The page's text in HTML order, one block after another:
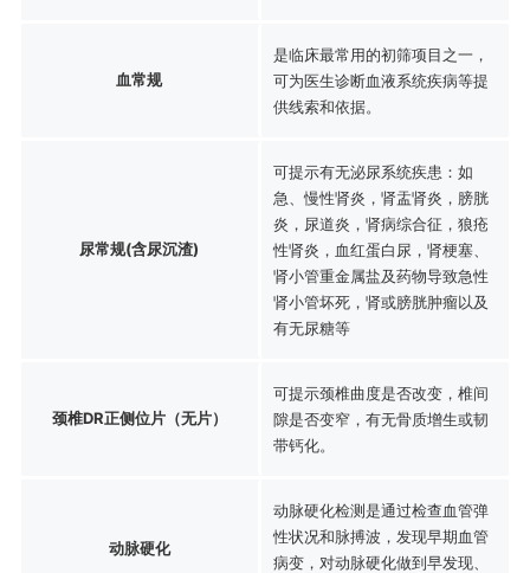
血常规
是临床最常用的初筛项目之一，
可为医生诊断血液系统疾病等提
供线索和依据。
尿常规(含尿沉渣)
可提示有无泌尿系统疾患：如
急、慢性肾炎，肾盂肾炎，膀胱
炎，尿道炎，肾病综合征，狼疮
性肾炎，血红蛋白尿，肾梗塞、
肾小管重金属盐及药物导致急性
肾小管坏死，肾或膀胱肿瘤以及
有无尿糖等
颈椎DR正侧位片（无片）
可提示颈椎曲度是否改变，椎间
隙是否变窄，有无骨质增生或韧
带钙化。
动脉硬化
动脉硬化检测是通过检查血管弹
性状况和脉搏波，发现早期血管
病变，对动脉硬化做到早发现、